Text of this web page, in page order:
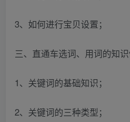
3、如何进行宝贝设置；
三、直通车选词、用词的知
1、关键词的基础知识；
2、关键词的三种类型；